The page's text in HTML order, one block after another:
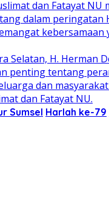
Sumsel Harlah ke-79